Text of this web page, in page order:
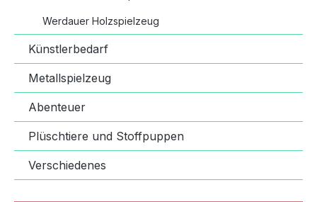
Werdauer Holzspielzeug
Künstlerbedarf
Metallspielzeug
Abenteuer
Plüschtiere und Stoffpuppen
Verschiedenes